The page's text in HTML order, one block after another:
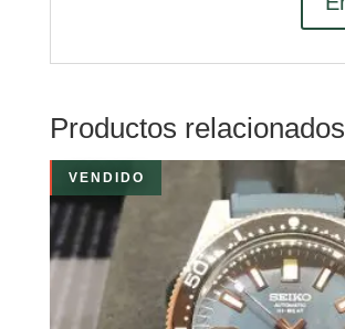
Productos relacionados
VENDIDO